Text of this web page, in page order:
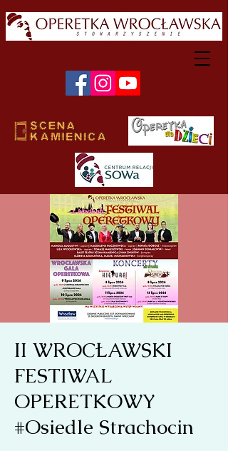
II WROCŁAWSKI
FESTIWAL
OPERETKOWY
#Osiedle Strachocin